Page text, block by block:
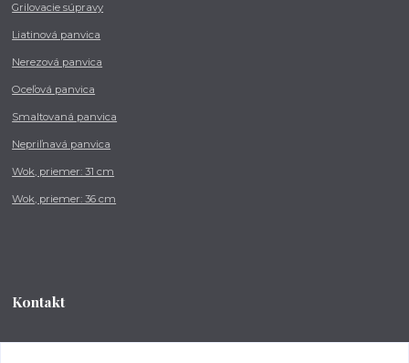
Grilovacie súpravy
Liatinová panvica
Nerezová panvica
Oceľová panvica
Smaltovaná panvica
Nepriľnavá panvica
Wok, priemer: 31 cm
Wok, priemer: 36 cm
Kontakt